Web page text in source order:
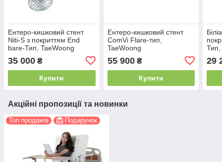
Ентеро-кишковий стент
Niti-S з покриттям End
bare-Тип, TaeWoong
35 000 ₴
Купити
Ентеро-кишковий стент
ComVi Flare-тип,
TaeWoong
55 900₴
Купити
Тип,
29
Акційні пропозиції та новинки
Топ продажів Подарунок